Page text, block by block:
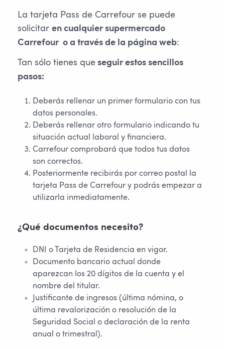
La tarjeta Pass de Carrefour se puede
solicitar en cualquier supermercado
Carrefour o a través de la página web:
Tan sólo tienes que seguir estos sencillos
pasos:
Deberás rellenar un primer formulario con tus
datos personales.
Deberás rellenar otro formulario indicando tu
situación actual laboral y financiera.
Carrefour comprobará que todos tus datos
son correctos.
Posteriormente recibirás por correo postal la
tarjeta Pass de Carrefour y podrás empezar a
utilizarla inmediatamente.
¿Qué documentos necesito?
DNI o Tarjeta de Residencia en vigor.
Documento bancario actual donde
aparezcan los 20 dígitos de la cuenta y el
nombre del titular.
Justificante de ingresos (última nómina, o
última revalorización o resolución de la
Seguridad Social o declaración de la renta
anual o trimestral).